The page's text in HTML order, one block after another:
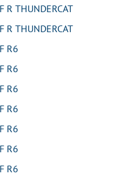
THUNDERCAT
THUNDERCAT
R6
R6
R6
R6
R6
R6
R6